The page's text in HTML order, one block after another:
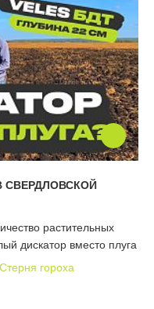
СВЕРДЛОВСКОЙ
растительных
дискатор вместо плуга
гороха